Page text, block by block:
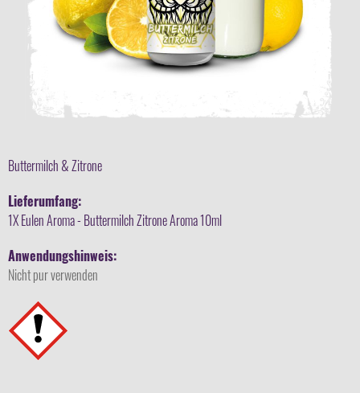
Buttermilch & Zitrone
Lieferumfang:
1X Eulen Aroma - Buttermilch Zitrone Aroma 10ml
Anwendungshinweis:
Nicht pur verwenden